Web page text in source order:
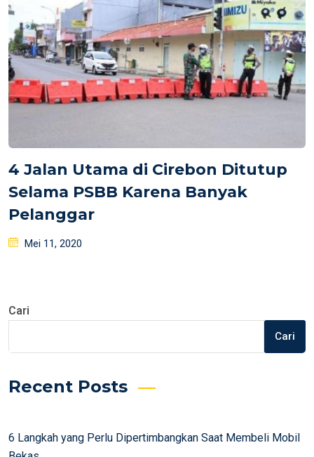
4 Jalan Utama di Cirebon Ditutup
Selama PSBB Karena Banyak
Pelanggar
Posted
Mei 11, 2020
Cari
Cari
Recent Posts
6 Langkah yang Perlu Dipertimbangkan Saat Membeli Mobil